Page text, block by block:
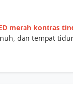
merah kontras
dan tempat